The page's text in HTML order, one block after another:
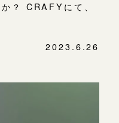
？ CRAFYにて、
2023.6.26